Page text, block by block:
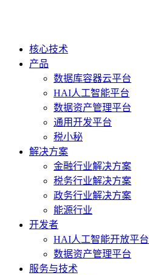
核心技术
产品
数据库容器云平台
HAI人工智能平台
数据资产管理平台
通用开发平台
税小秘
解决方案
金融行业解决方案
税务行业解决方案
政务行业解决方案
能源行业
开发者
HAI人工智能开放平台
数据资产管理平台
服务与技术